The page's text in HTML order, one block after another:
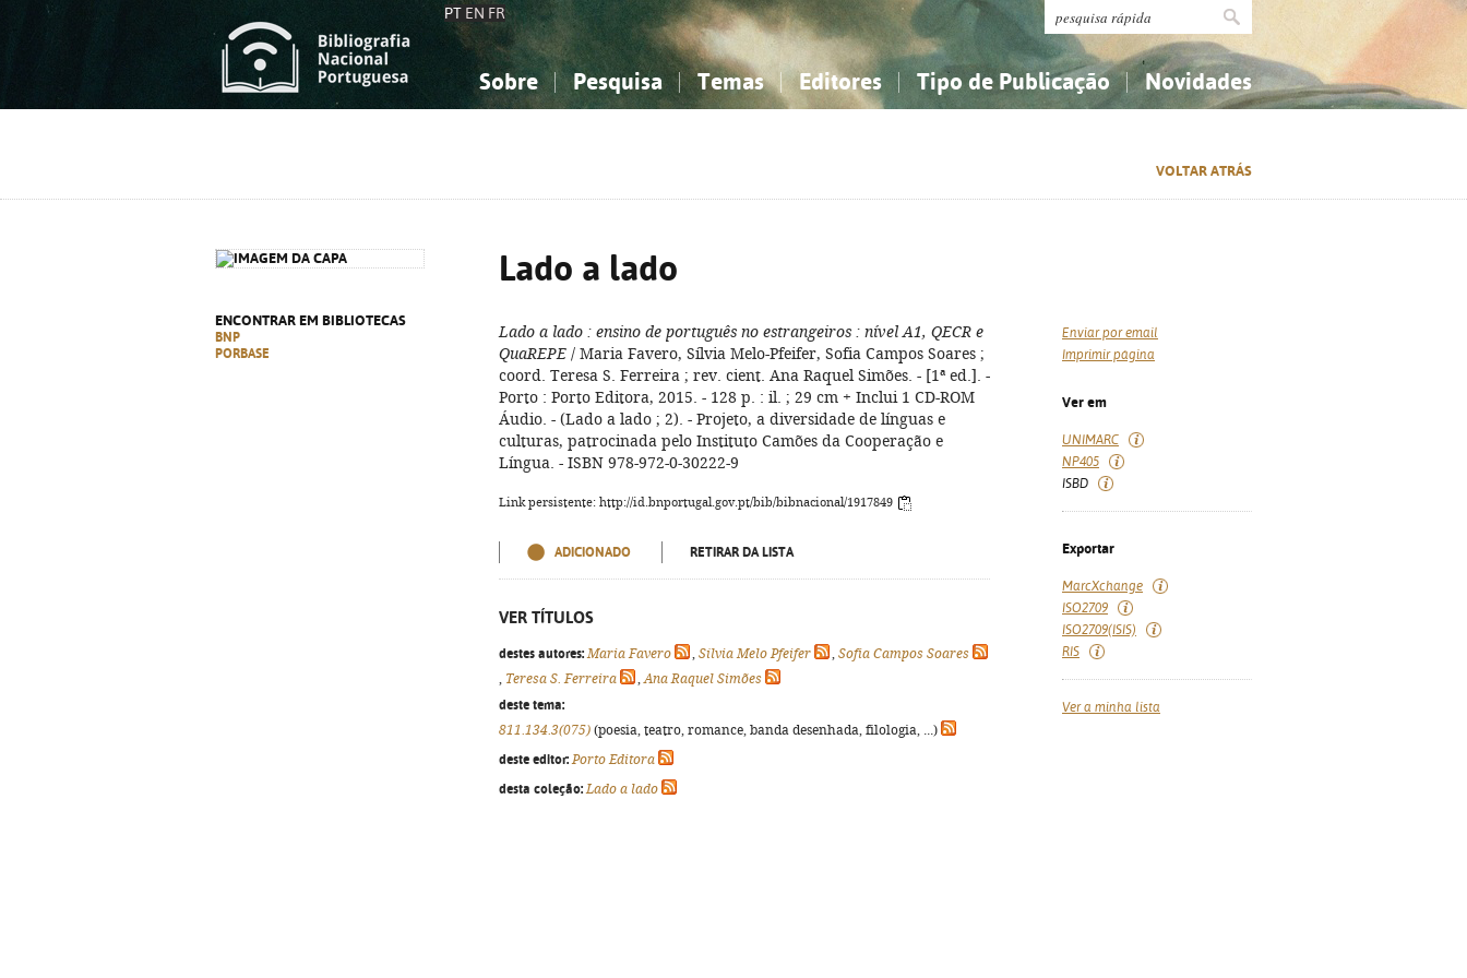
PT EN FR
Sobre Pesquisa Temas Editores Tipo de Publicação Novidades
VOLTAR ATRÁS
ENCONTRAR EM BIBLIOTECAS
BNP
PORBASE
Lado a lado
Lado a lado : ensino de português no estrangeiros : nível A1, QECR e
QuaREPE / Maria Favero, Sílvia Melo-Pfeifer, Sofia Campos Soares ;
coord. Teresa S. Ferreira ; rev. cient. Ana Raquel Simões. - [1ª ed.]. -
Porto : Porto Editora, 2015. - 128 p. : il. ; 29 cm + Inclui 1 CD-ROM
Áudio. - (Lado a lado ; 2). - Projeto, a diversidade de línguas e
culturas, patrocinada pelo Instituto Camões da Cooperação e
Língua. - ISBN 978-972-0-30222-9
Link persistente: http://id.bnportugal.gov.pt/bib/bibnacional/1917849
ADICIONADO RETIRAR DA LISTA
VER TÍTULOS
destes autores: Maria Favero , Sílvia Melo Pfeifer , Sofia Campos Soares
, Teresa S. Ferreira ,Ana Raquel Simões
deste tema:
811.134.3(075) (poesia, teatro, romance, banda desenhada, filologia, ...)
deste editor: Porto Editora
desta coleção: Lado a lado
Enviar por email
Imprimir página
Ver em
UNIMARC
NP405
ISBD
Exportar
MarcXchange
ISO2709
ISO2709(ISIS)
RIS
Ver a minha lista